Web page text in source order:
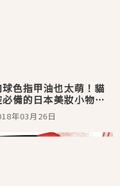
球色指甲油也太萌！貓
備的日本美妝小物推
年03月26日